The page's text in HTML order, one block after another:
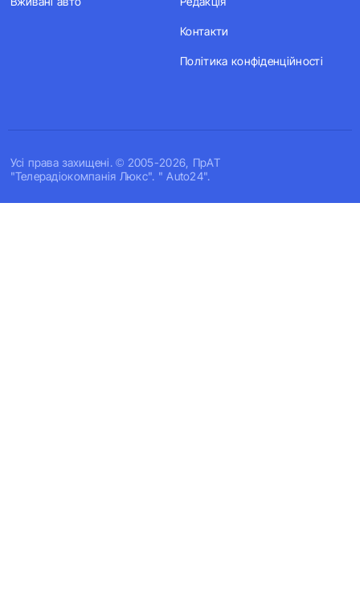
Усi права захищенi. © 2005-2026, ПрАТ
"Телерадіокомпанія Люкс". " Auto24".
Контакти
Політика конфіденційності